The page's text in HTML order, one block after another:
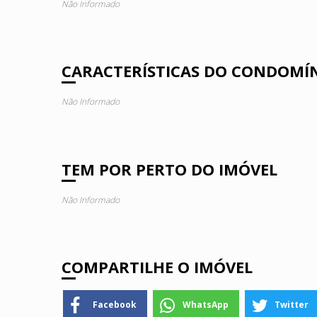
Não Informado
CARACTERÍSTICAS DO
Não Informado
TEM POR PERTO DO IMÓVEL
Não Informado
COMPARTILHE O IMÓVEL
Facebook WhatsApp Twitter